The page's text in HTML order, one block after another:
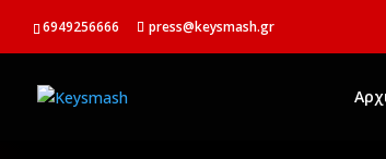
6949256666 press@keysmash.gr